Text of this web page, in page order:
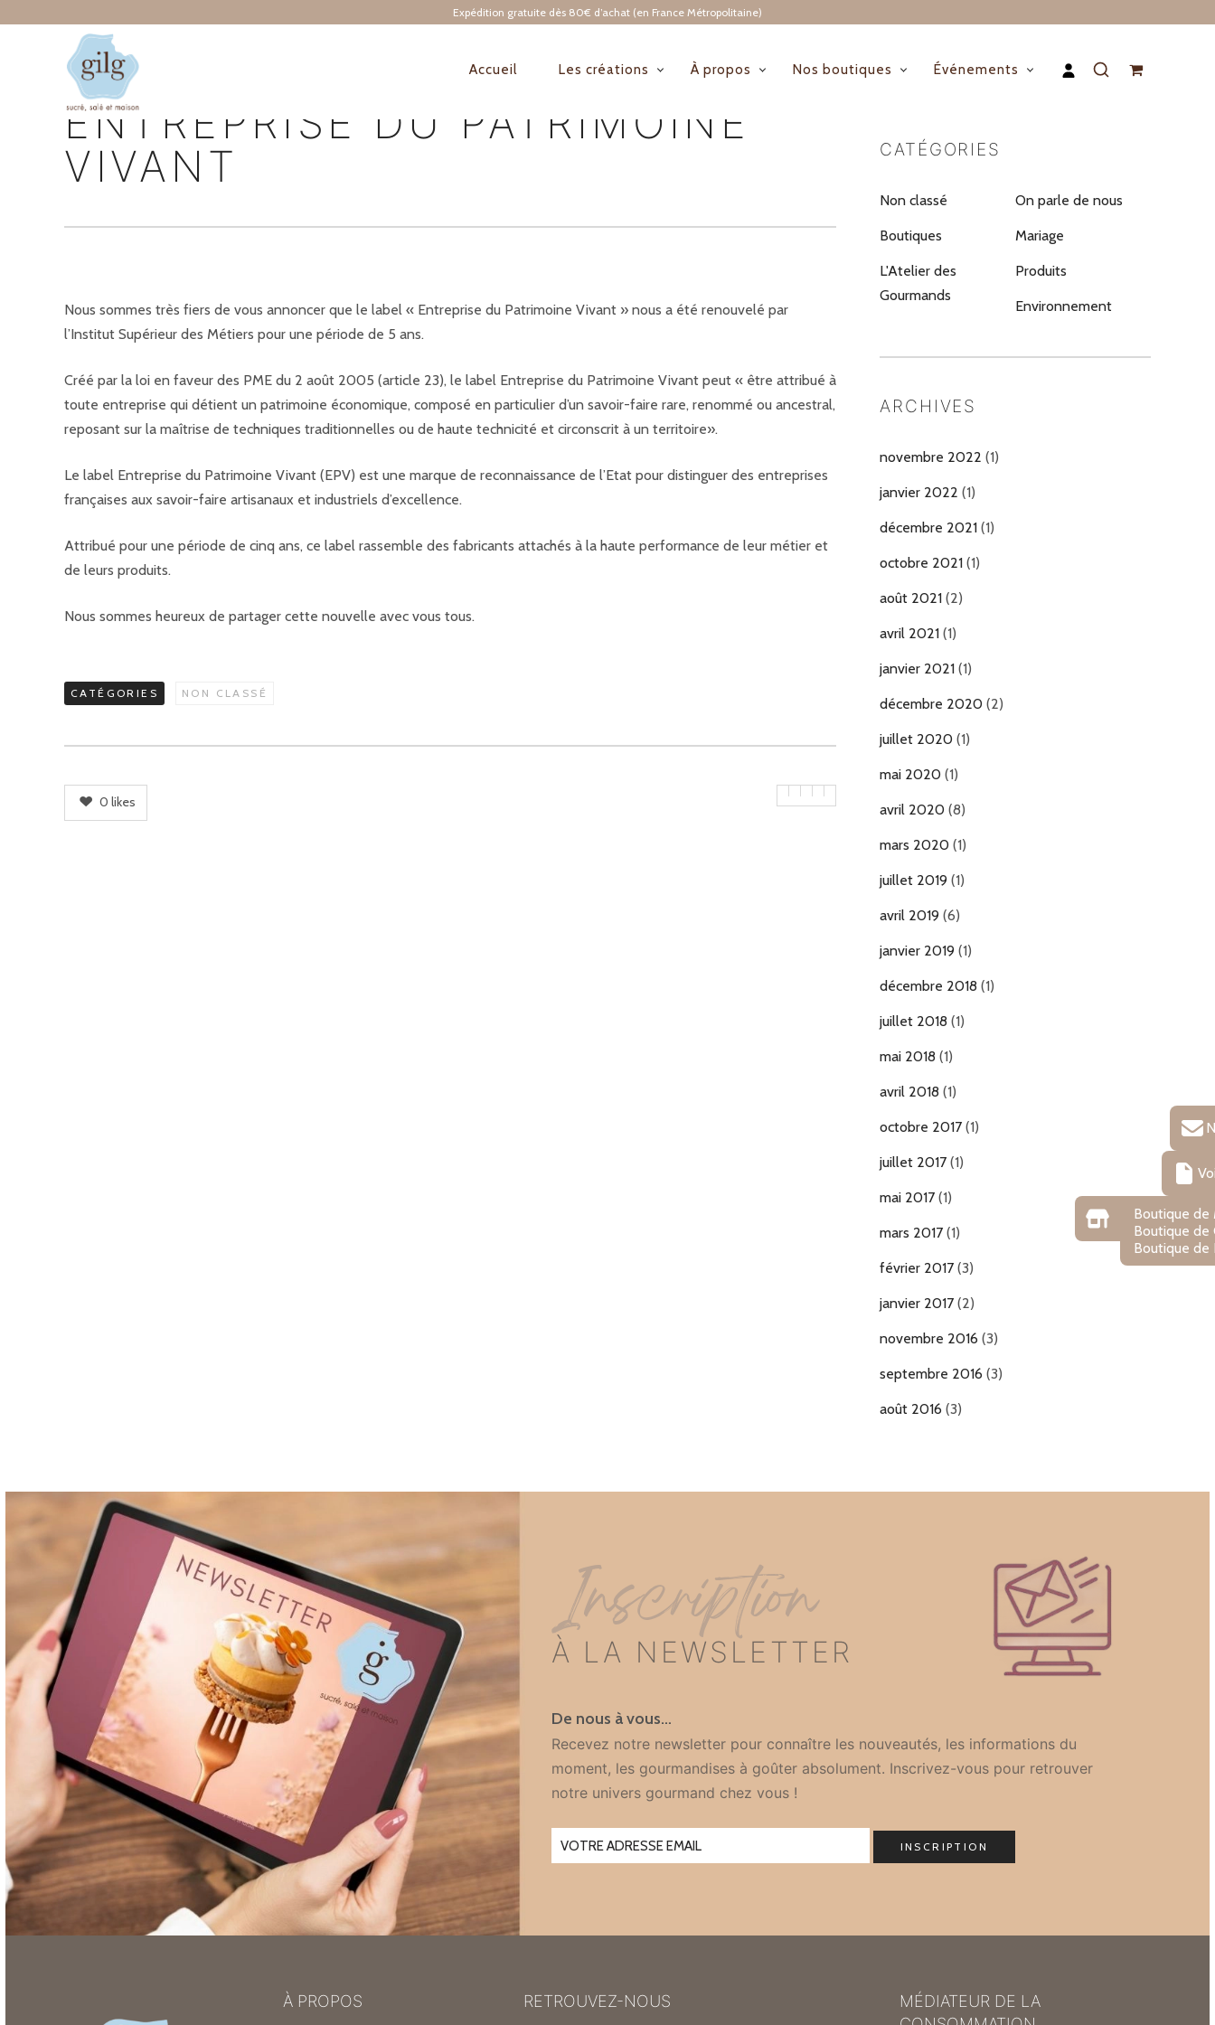
Expédition gratuite dès 80€ d’achat (en France Métropolitaine)
NAVIGATION
PRINCIPALE
Accueil Les créations À propos Nos boutiques Événements
ENTREPRISE DU PATRIMOINE
VIVANT
Nous sommes très fiers de vous annoncer que le label « Entreprise du Patrimoine Vivant » nous a été renouvelé par
l’Institut Supérieur des Métiers pour une période de 5 ans.
Créé par la loi en faveur des PME du 2 août 2005 (article 23), le label Entreprise du Patrimoine Vivant peut « être attribué à
toute entreprise qui détient un patrimoine économique, composé en particulier d’un savoir-faire rare, renommé ou ancestral,
reposant sur la maîtrise de techniques traditionnelles ou de haute technicité et circonscrit à un territoire».
Le label Entreprise du Patrimoine Vivant (EPV) est une marque de reconnaissance de l’Etat pour distinguer des entreprises
françaises aux savoir-faire artisanaux et industriels d’excellence.
Attribué pour une période de cinq ans, ce label rassemble des fabricants attachés à la haute performance de leur métier et
de leurs produits.
Nous sommes heureux de partager cette nouvelle avec vous tous.
CATÉGORIES NON CLASSÉ
0 likes
CATÉGORIES
Non classé On parle de nous
Boutiques Mariage
L'Atelier des
Gourmands
Produits
Environnement
ARCHIVES
novembre 2022 (1)
janvier 2022 (1)
décembre 2021 (1)
octobre 2021 (1)
août 2021 (2)
avril 2021 (1)
janvier 2021 (1)
décembre 2020 (2)
juillet 2020 (1)
mai 2020 (1)
avril 2020 (8)
mars 2020 (1)
juillet 2019 (1)
avril 2019 (6)
janvier 2019 (1)
décembre 2018 (1)
juillet 2018 (1)
mai 2018 (1)
avril 2018 (1)
octobre 2017 (1)
juillet 2017 (1)
mai 2017 (1)
mars 2017 (1)
février 2017 (3)
janvier 2017 (2)
novembre 2016 (3)
septembre 2016 (3)
août 2016 (3)
Boutique de
Boutique de
Boutique de
Inscription
À LA NEWSLETTER
De nous à vous…
Recevez notre newsletter pour connaître les nouveautés, les informations du
moment, les gourmandises à goûter absolument. Inscrivez-vous pour retrouver
notre univers gourmand chez vous !
À PROPOS RETROUVEZ-NOUS
MÉDIATEUR DE LA